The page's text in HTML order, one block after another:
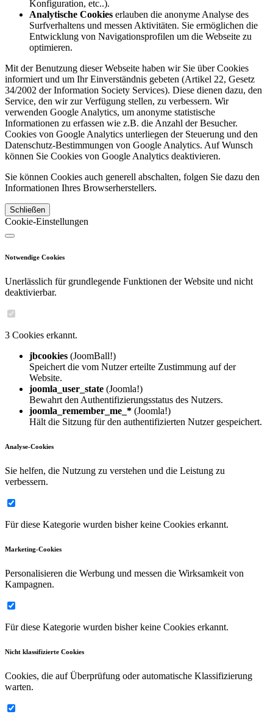
Konfiguration, etc..).
Analytische Cookies erlauben die anonyme Analyse des
Surfverhaltens und messen Aktivitäten. Sie ermöglichen die
Entwicklung von Navigationsprofilen um die Webseite zu
optimieren.
Mit der Benutzung dieser Webseite haben wir Sie über Cookies
informiert und um Ihr Einverständnis gebeten (Artikel 22, Gesetz
34/2002 der Information Society Services). Diese dienen dazu, den
Service, den wir zur Verfügung stellen, zu verbessern. Wir
verwenden Google Analytics, um anonyme statistische
Informationen zu erfassen wie z.B. die Anzahl der Besucher.
Cookies von Google Analytics unterliegen der Steuerung und den
Datenschutz-Bestimmungen von Google Analytics. Auf Wunsch
können Sie Cookies von Google Analytics deaktivieren.
Sie können Cookies auch generell abschalten, folgen Sie dazu den
Informationen Ihres Browserherstellers.
Schließen
Cookie-Einstellungen
Notwendige Cookies
Unerlässlich für grundlegende Funktionen der Website und nicht
deaktivierbar.
3 Cookies erkannt.
jbcookies (JoomBall!)
Speichert die vom Nutzer erteilte Zustimmung auf der
Website.
joomla_user_state (Joomla!)
Bewahrt den Authentifizierungsstatus des Nutzers.
joomla_remember_me_* (Joomla!)
Hält die Sitzung für den authentifizierten Nutzer gespeichert.
Analyse-Cookies
Sie helfen, die Nutzung zu verstehen und die Leistung zu
verbessern.
Für diese Kategorie wurden bisher keine Cookies erkannt.
Marketing-Cookies
Personalisieren die Werbung und messen die Wirksamkeit von
Kampagnen.
Für diese Kategorie wurden bisher keine Cookies erkannt.
Nicht klassifizierte Cookies
Cookies, die auf Überprüfung oder automatische Klassifizierung
warten.